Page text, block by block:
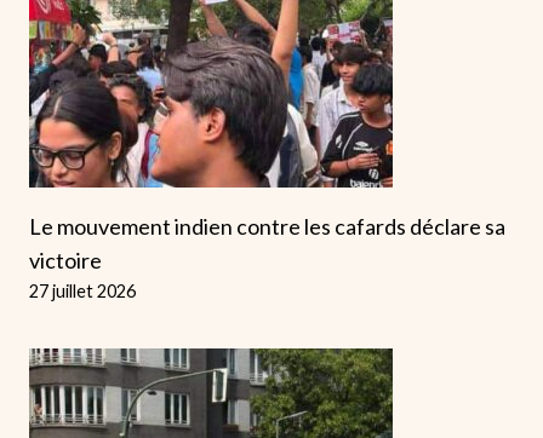
Le mouvement indien contre les cafards déclare sa
victoire
27 juillet 2026